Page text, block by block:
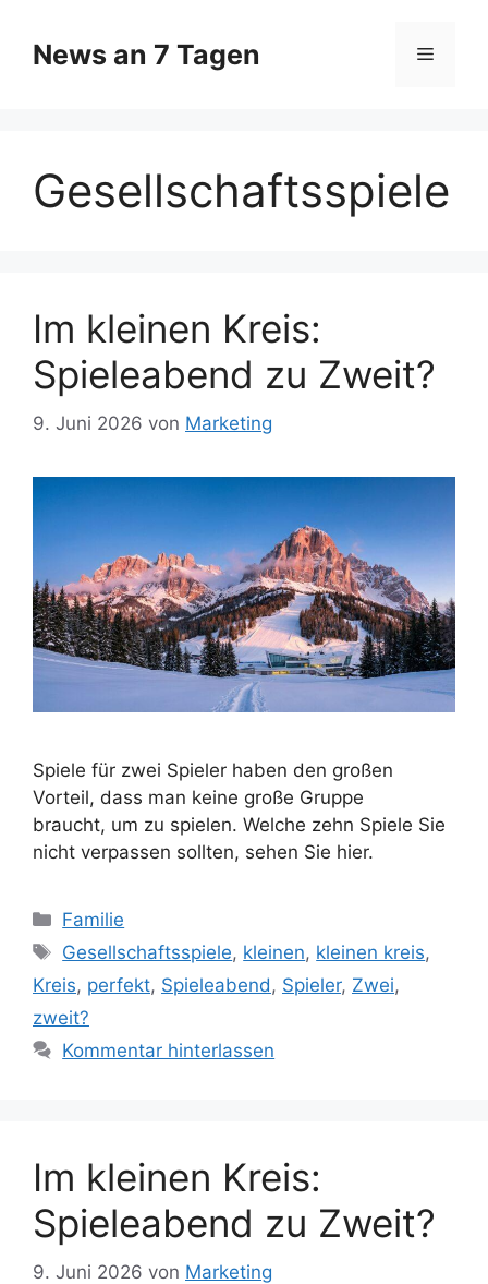
Inhalt
springen
News an 7 Tagen Menü
Gesellschaftsspiele
Im kleinen Kreis:
Spieleabend zu Zweit?
9. Juni 2026 von Marketing
Spiele für zwei Spieler haben den großen
Vorteil, dass man keine große Gruppe
braucht, um zu spielen. Welche zehn Spiele Sie
nicht verpassen sollten, sehen Sie hier.
Kategorien
Familie
Schlagwörter
Gesellschaftsspiele, kleinen, kleinen kreis,
Kreis, perfekt, Spieleabend, Spieler, Zwei,
zweit?
Kommentar hinterlassen
Im kleinen Kreis:
Spieleabend zu Zweit?
9. Juni 2026 von Marketing